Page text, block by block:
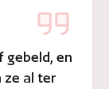
gebeld, en
ze al ter